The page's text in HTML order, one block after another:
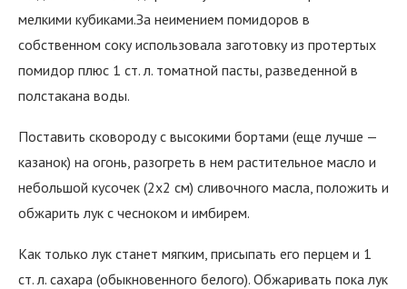
мелкими кубиками.За неимением помидоров в
собственном соку использовала заготовку из протертых
помидор плюс 1 ст. л. томатной пасты, разведенной в
полстакана воды.
Поставить сковороду с высокими бортами (еще лучше —
казанок) на огонь, разогреть в нем растительное масло и
небольшой кусочек (2х2 см) сливочного масла, положить и
обжарить лук с чесноком и имбирем.
Как только лук станет мягким, присыпать его перцем и 1
ст. л. сахара (обыкновенного белого). Обжаривать пока лук